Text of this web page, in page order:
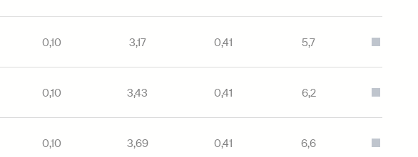
0,10 3,17 0,41 5,7
0,10 3,43 0,41 6,2
0,10 3,69 0,41 6,6